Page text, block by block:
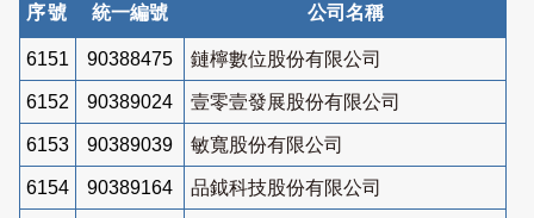
序號 統一編號 公司名稱
6151 90388475 鏈檸數位股份有限公司
6152 90389024 壹零壹發展股份有限公司
6153 90389039 敏寬股份有限公司
6154 90389164 品鉞科技股份有限公司